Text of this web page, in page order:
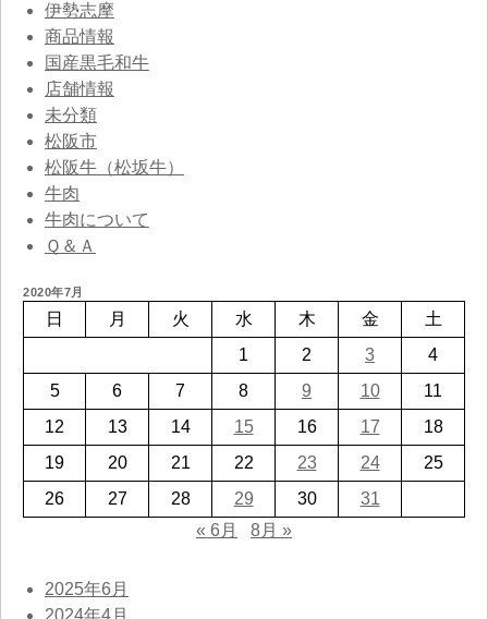
伊勢志摩
商品情報
国産黒毛和牛
店舗情報
未分類
松阪市
松阪牛（松坂牛）
牛肉
牛肉について
Ｑ＆Ａ
2020年7月
日 月 火 水 木 金
土
1
2 3
4
5
6 7 8 9 10
11
12
13 14 15 16 17
18
19
20 21 22 23 24
25
26
27 28 29 30
31
« 6月
8月 »
2025年6月